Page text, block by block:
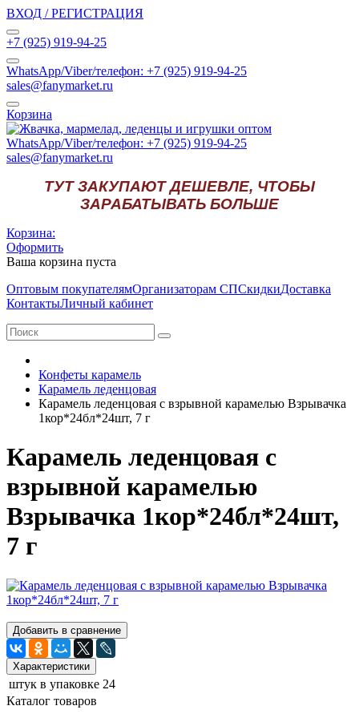
ВХОД / РЕГИСТРАЦИЯ
+7 (925) 919-94-25
WhatsApp/Viber/телефон: +7 (925) 919-94-25
sales@fanymarket.ru
Корзина
WhatsApp/Viber/телефон: +7 (925) 919-94-25
sales@fanymarket.ru
ТУТ ЗАКУПАЮТ ДЕШЕВЛЕ, ЧТОБЫ
ЗАРАБАТЫВАТЬ БОЛЬШЕ
Корзина:
Оформить
Ваша корзина пуста
Оптовым покупателямОрганизаторам СПСкидкиДоставка
КонтактыЛичный кабинет
Конфеты карамель
Карамель леденцовая
Карамель леденцовая с взрывной карамелью Взрывачка
1кор*24бл*24шт, 7 г
Карамель леденцовая с
взрывной карамелью
Взрывачка 1кор*24бл*24шт,
7 г
Добавить в сравнение
Характеристики
штук в упаковке 24
Каталог товаров